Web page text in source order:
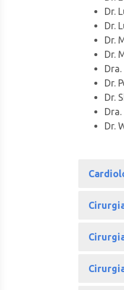
Dr.
Dr.
Dr.
Dr.
Dr.
Dr.
Dr.